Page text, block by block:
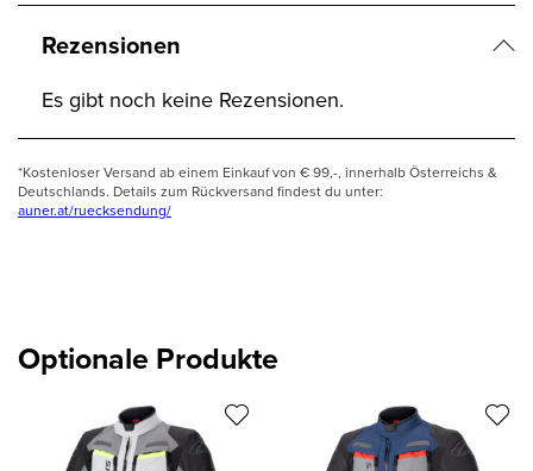
Rezensionen
Es gibt noch keine Rezensionen.
*Kostenloser Versand ab einem Einkauf von € 99,-, innerhalb Österreichs &
Deutschlands. Details zum Rückversand findest du unter:
auner.at/ruecksendung/
Optionale Produkte